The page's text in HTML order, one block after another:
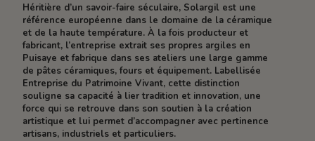
Héritière d’un savoir-faire séculaire, Solargil est une
référence européenne dans le domaine de la céramique
et de la haute température. À la fois producteur et
fabricant, l’entreprise extrait ses propres argiles en
Puisaye et fabrique dans ses ateliers une large gamme
de pâtes céramiques, fours et équipement. Labellisée
Entreprise du Patrimoine Vivant, cette distinction
souligne sa capacité à lier tradition et innovation, une
force qui se retrouve dans son soutien à la création
artistique et lui permet d’accompagner avec pertinence
artisans, industriels et particuliers.